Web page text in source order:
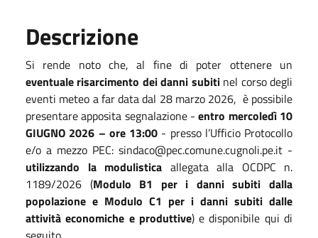
Descrizione
Si rende noto che, al fine di poter ottenere un
eventuale risarcimento dei danni subiti nel corso degli
eventi meteo a far data dal 28 marzo 2026, è possibile
presentare apposita segnalazione - entro mercoledì 10
GIUGNO 2026 – ore 13:00 - presso l’Ufficio Protocollo
e/o a mezzo PEC: sindaco@pec.comune.cugnoli.pe.it -
utilizzando la modulistica allegata alla OCDPC n.
1189/2026 (Modulo B1 per i danni subiti dalla
popolazione e Modulo C1 per i danni subiti dalle
attività economiche e produttive) e disponibile qui di